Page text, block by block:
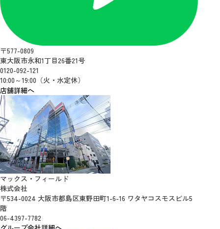
〒577-0809
東大阪市永和1丁目26番21号
0120-092-121
10:00～19:00（火・水定休）
店舗詳細へ
マックス・フィールド
株式会社
〒534-0024 大阪市都島区東野田町1-6-16 ワタヤコスモスビル5
階
06-4397-7782